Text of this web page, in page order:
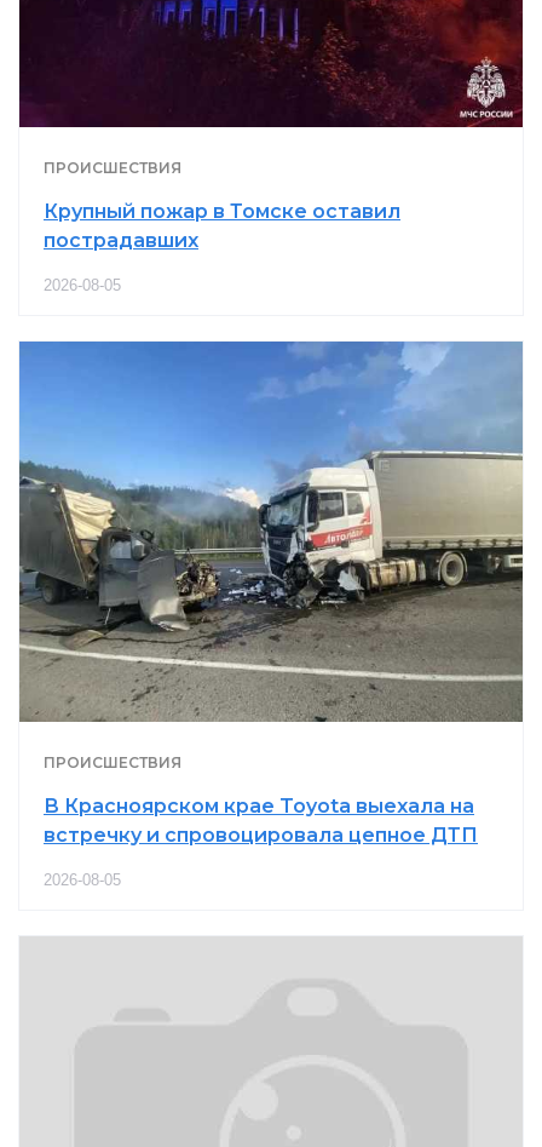
ПРОИСШЕСТВИЯ
Крупный пожар в Томске оставил
пострадавших
2026-08-05
ПРОИСШЕСТВИЯ
В Красноярском крае Toyota выехала на
встречку и спровоцировала цепное ДТП
2026-08-05